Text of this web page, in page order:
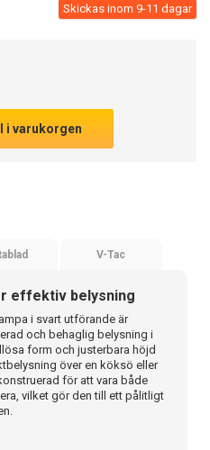
Skickas inom 9-11 dagar
i varukorgen
V-Tac
effektiv belysning
i svart utförande är
och behaglig belysning i
form och justerbara höjd
över en köksö eller
för att vara både
vilket gör den till ett pålitligt